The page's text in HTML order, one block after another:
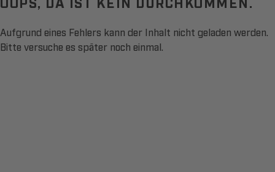
Aufgrund eines Fehlers kann der Inhalt nicht geladen werden.
Bitte versuche es später noch einmal.